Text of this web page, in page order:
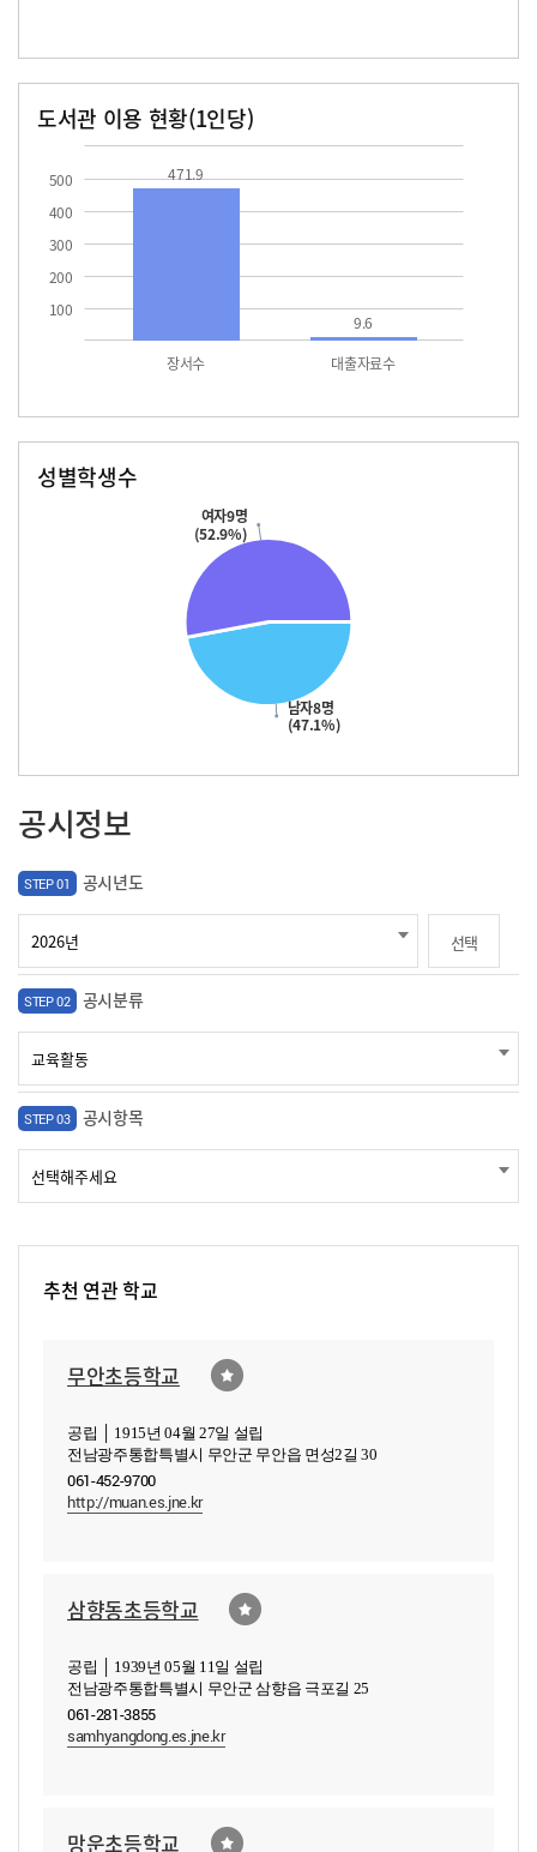
도서관 이용 현황(1인당)
100
200
300
400
500
장서수 대출자료수
471.9
9.6
성별학생수
남자8명
(47.1%)
여자9명
(52.9%)
공시정보
STEP 01 공시년도
선택
STEP 02 공시분류
STEP 03 공시항목
추천 연관 학교
무안초등학교
공립 │ 1915년 04월 27일 설립
전남광주통합특별시 무안군 무안읍 면성2길 30
061-452-9700
http://muan.es.jne.kr
삼향동초등학교
공립 │ 1939년 05월 11일 설립
전남광주통합특별시 무안군 삼향읍 극포길 25
061-281-3855
samhyangdong.es.jne.kr
망운초등학교